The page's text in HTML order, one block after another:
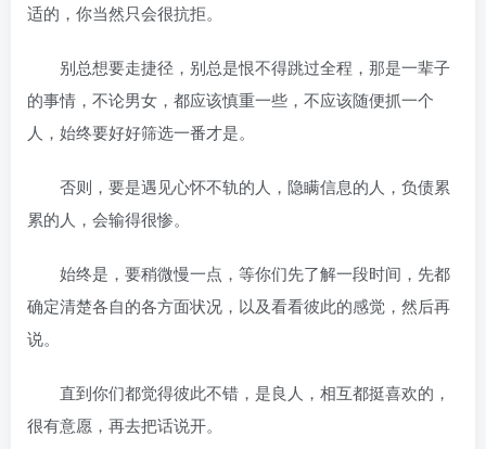
适的，你当然只会很抗拒。
别总想要走捷径，别总是恨不得跳过全程，那是一辈子
的事情，不论男女，都应该慎重一些，不应该随便抓一个
人，始终要好好筛选一番才是。
否则，要是遇见心怀不轨的人，隐瞒信息的人，负债累
累的人，会输得很惨。
始终是，要稍微慢一点，等你们先了解一段时间，先都
确定清楚各自的各方面状况，以及看看彼此的感觉，然后再
说。
直到你们都觉得彼此不错，是良人，相互都挺喜欢的，
很有意愿，再去把话说开。